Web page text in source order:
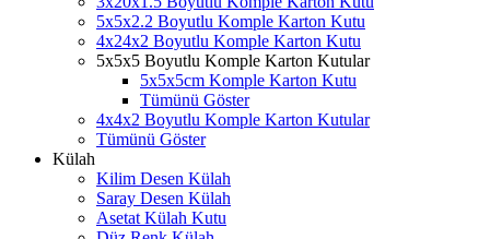
5x5x2.2 Boyutlu Komple Karton Kutu
4x24x2 Boyutlu Komple Karton Kutu
5x5x5 Boyutlu Komple Karton Kutular
5x5x5cm Komple Karton Kutu
Tümünü Göster
4x4x2 Boyutlu Komple Karton Kutular
Tümünü Göster
Külah
Kilim Desen Külah
Saray Desen Külah
Asetat Külah Kutu